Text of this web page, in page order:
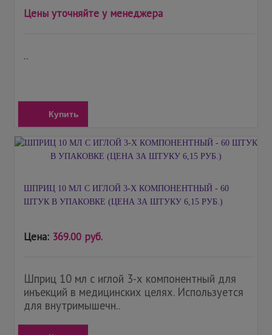
Цены уточняйте у менеджера
..
Купить
ШПРИЦ 10 МЛ С ИГЛОЙ 3-Х КОМПОНЕНТНЫЙ - 60
ШТУК В УПАКОВКЕ (ЦЕНА ЗА ШТУКУ 6,15 РУБ.)
Цена: 369.00 руб.
Шприц 10 мл с иглой 3-х компонентный для
инъекций в медицинских целях. Используется
для внутримышечн..